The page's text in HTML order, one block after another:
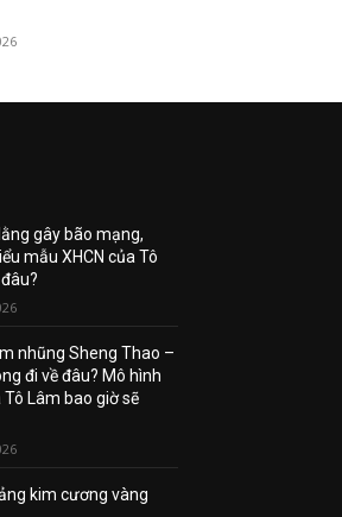
gây bão mạng,
mẫu XHCN của Tô
nhũng Sheng Thao –
đi về đâu? Mô hình
Tô Lâm bao giờ sẽ
kim cương vàng